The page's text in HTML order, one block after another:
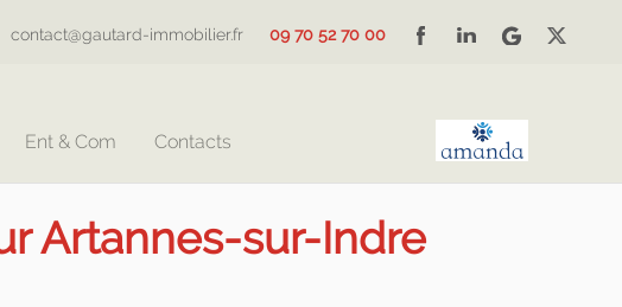
contact@gautard-immobilier.fr 09 70 52 70 00
Ent & Com Contacts
Artannes-sur-Indre